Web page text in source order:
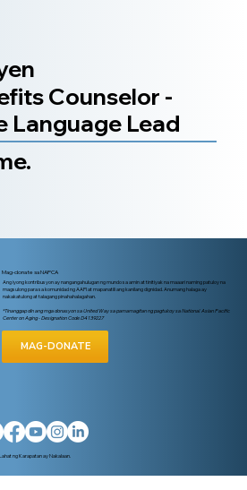
Counselor -
Language Lead
Mag-donate sa NAPCA
Ang iyong kontribusyon ay nangangahulugan ng mundo sa amin at tinitiyak na maaari naming patuloy na
magsulong para sa komunidad ng AAPI at mapanatili ang kanilang dignidad. Anumang halaga ay
nakakatulong at talagang pinahahalagahan.
*Tinanggap din ang mga donasyon sa United Way sa pamamagitan ng pagtukoy sa National Asian Pacific
Center on Aging - Designation Code D4139227
MAG-DONATE
ng Karapatan ay Nakalaan.